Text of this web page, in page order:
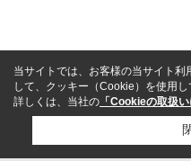
当サイトでは、お客様の当サイト利
して、クッキー（Cookie）を使用し
詳しくは、当社の 「Cookieの取扱い